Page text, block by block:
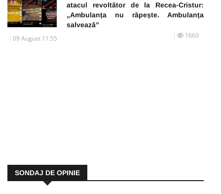
atacul revoltător de la Recea-Cristur:
„Ambulanța nu răpește. Ambulanța
salvează”
09 August 11:55 1660
SONDAJ DE OPINIE